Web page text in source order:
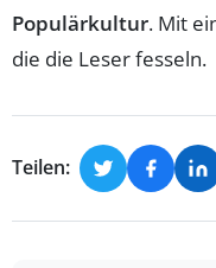
Populärkultur. Mit
die die Leser fesseln.
Teilen: